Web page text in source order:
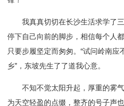
我真真切切在长沙生活求学了
停下自己向前的脚步，相信每个人
只要步履坚定而匆匆。“试问岭南
乡”，东坡先生了了道我心意。
不知不觉太阳升起，厚重的雾
为天空轻盈的点缀，整齐的号子声